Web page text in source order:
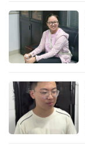
极客圈
经济
城建
科教
健康
悠游